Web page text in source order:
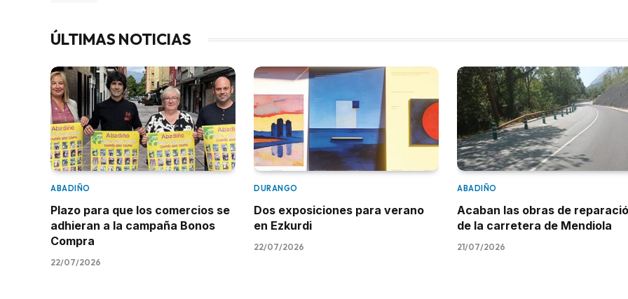
ÚLTIMAS NOTICIAS
ABADIÑO
Plazo para que los comercios se
adhieran a la campaña Bonos
Compra
22/07/2026
DURANGO
Dos exposiciones para verano
en Ezkurdi
22/07/2026
ABADIÑO
Acaban las obras de
de la carretera de Mendiola
21/07/2026